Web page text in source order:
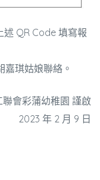
QR Code 填寫報
嘉琪姑娘聯絡。
會彩蒲幼稚園 謹啟
2023 年 2 月 9 日